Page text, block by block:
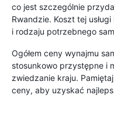
co jest szczególnie
Rwandzie. Koszt tej
i rodzaju potrzebnego
Ogółem ceny wynajmu
stosunkowo przystępne i
zwiedzanie kraju.
ceny, aby uzyskać